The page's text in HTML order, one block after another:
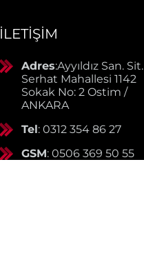
İLETIŞIM
Adres:Ayyıldız San. Sit.
Serhat Mahallesi 1142
Sokak No: 2 Ostim /
ANKARA
Tel: 0312 354 86 27
GSM: 0506 369 50 55